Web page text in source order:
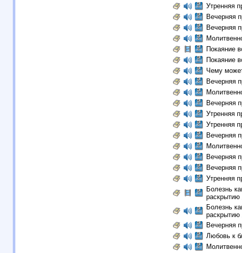
Утренняя
Вечерняя
Вечерняя
Покаяние
Покаяние
Чему
Вечерняя
Вечерняя
Утренняя
Утренняя
Вечерняя
Вечерняя
Вечерняя
Утренняя
Болезнь
раскрытию
Болезнь
раскрытию
Вечерняя
Любовь к